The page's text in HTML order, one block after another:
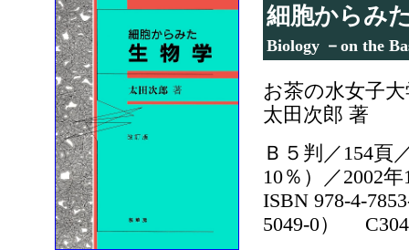
細胞からみ
Biology －on the
お茶の水女子
太田次郎 著
Ｂ５判／154頁
10％）／2002
ISBN 978-4-
5049-0）